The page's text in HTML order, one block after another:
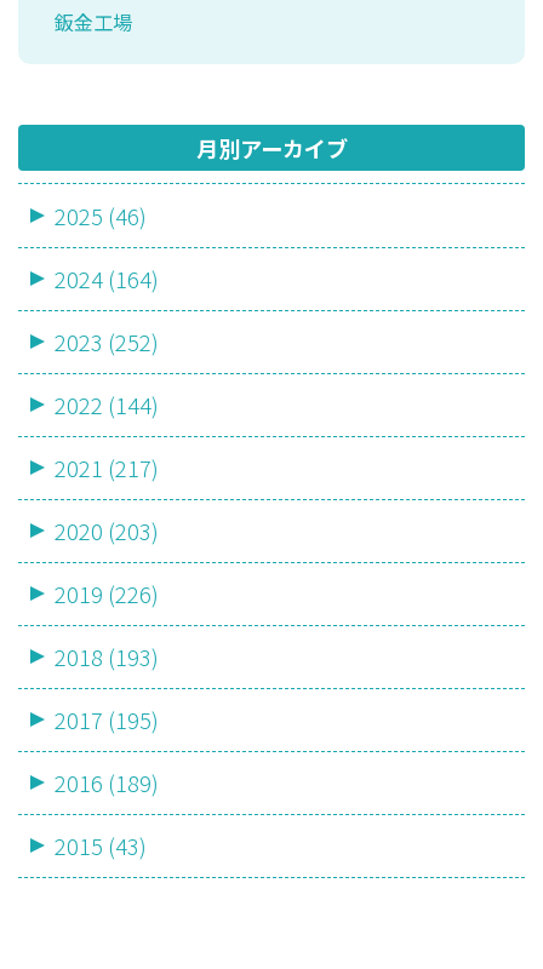
鈑金工場
月別アーカイブ
2025 (46)
2024 (164)
2023 (252)
2022 (144)
2021 (217)
2020 (203)
2019 (226)
2018 (193)
2017 (195)
2016 (189)
2015 (43)